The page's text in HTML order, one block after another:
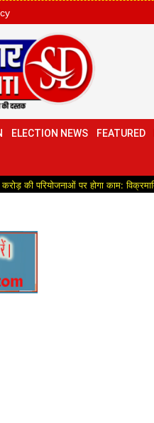
ELECTION NEWS FEATURED
पर होगा काम: विक्रमादित्य सिंह